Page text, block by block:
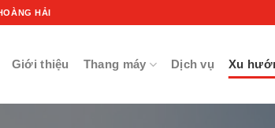
HẢI
Giới thiệu Thang máy Dịch vụ Xu